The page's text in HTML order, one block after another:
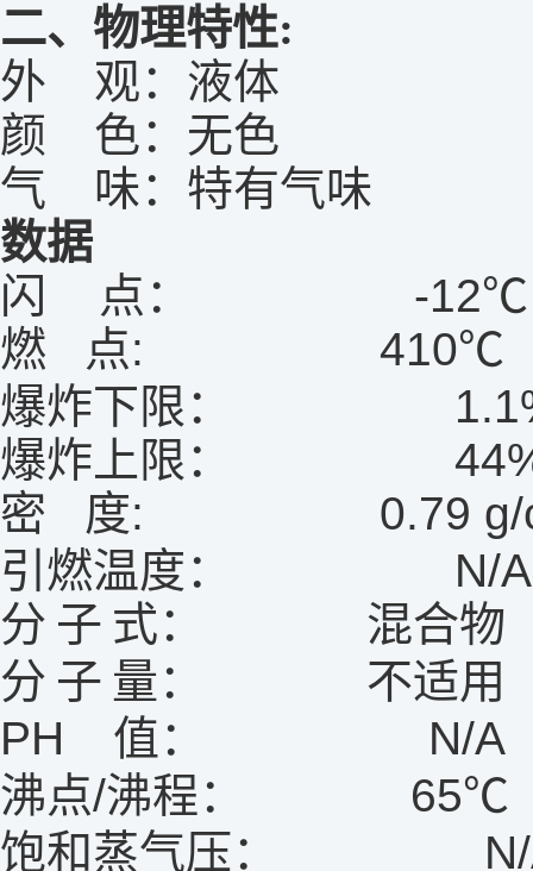
二、物理特性:
外 观：液体
颜 色：无色
气 味：特有气味
数据
闪 点： -12℃
燃
点: 410℃
爆炸下限：
爆炸上限：
密
度: 0.79 g/
引燃温度：
N/A
分 子 式：
混合物
分 子 量：
不适用
PH
值：
N/A
沸点/沸程： 65℃
饱和蒸气压：